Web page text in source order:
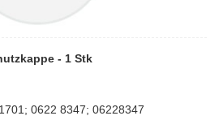
- 1 Stk
0622 8347; 06228347